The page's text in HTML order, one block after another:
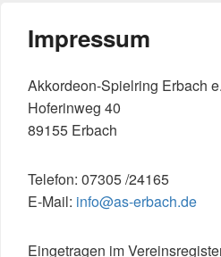
Impressum
Akkordeon-Spielring Erbach
Hoferinweg 40
89155 Erbach
Telefon: 07305 /24165
E-Mail: info@as-erbach.de
Eingetragen im